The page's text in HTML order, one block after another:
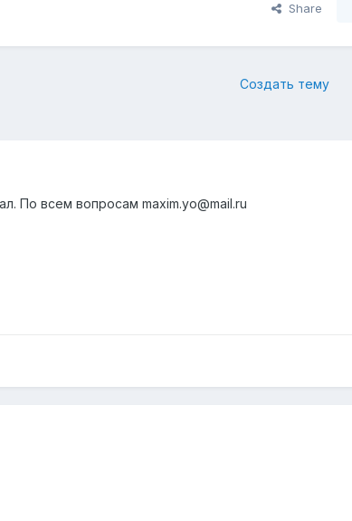
Share
Создать тему
По всем вопросам maxim.yo@mail.ru